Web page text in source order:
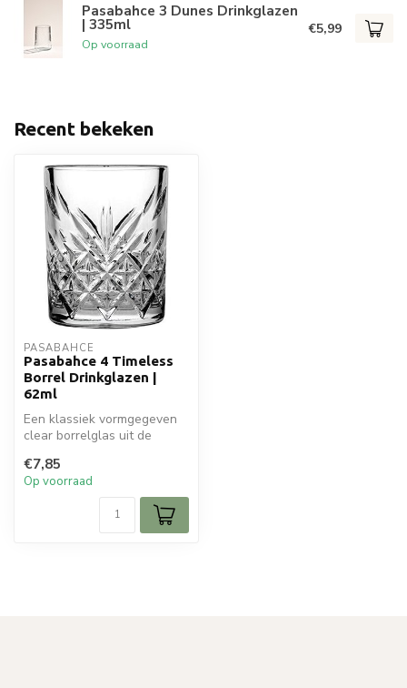
Pasabahce 3 Dunes Drinkglazen
| 335ml
Op voorraad
€5,99
Recent bekeken
PASABAHCE
Pasabahce 4 Timeless
Borrel Drinkglazen |
62ml
Een klassiek vormgegeven
clear borrelglas uit de
Pasabahce va...
€7,85
Op voorraad